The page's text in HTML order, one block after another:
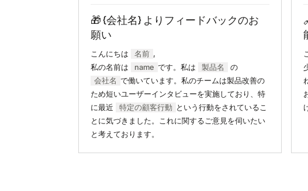
🎁 {会社名} よりフィードバックのお
願い
こんにちは 名前 ,
私の名前は
name です。私は 製品名
の
会社名 で働いています。私のチームは製品改善の
ため短いユーザーインタビューを実施しており、特
に最近
特定の顧客行動 という行動をされているこ
とに気づきました。これに関するご意見を伺いたい
と考えております。